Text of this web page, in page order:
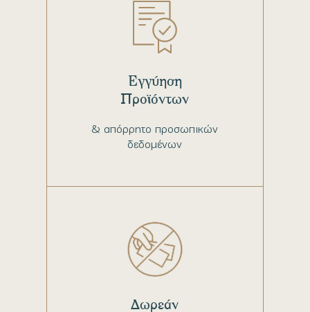
& απόρρητο προσωπικών
δεδομένων
Εγγύηση
Προϊόντων
Δωρεάν